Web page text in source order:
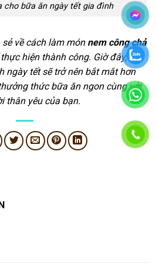
cho bữa ăn ngày tết gia đình
về cách làm món nem công chả
hiện thành công. Giờ đây,
ngày tết sẽ trở nên bắt mắt hơn
thức bữa ăn ngon cùng với
thân yêu của bạn.